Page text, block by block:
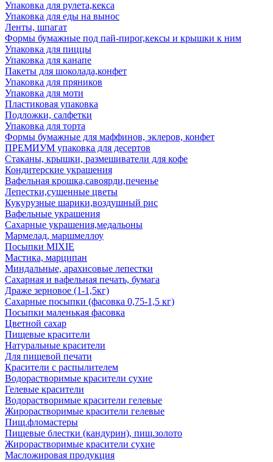
Упаковка для рулета,кекса
Упаковка для еды на вынос
Ленты, шпагат
Формы бумажные под пай-пирог,кексы и крышки к ним
Упаковка для пиццы
Упаковка для канапе
Пакеты для шоколада,конфет
Упаковка для пряников
Упаковка для моти
Пластиковая упаковка
Подложки, салфетки
Упаковка для торта
Формы бумажные для маффинов, эклеров, конфет
ПРЕМИУМ упаковка для десертов
Стаканы, крышки, размешиватели для кофе
Кондитерские украшения
Вафельная крошка,савоярди,печенье
Лепестки,сушенные цветы
Кукурузные шарики,воздушный рис
Вафельные украшения
Сахарные украшения,медальоны
Мармелад, маршмеллоу
Посыпки MIXIE
Мастика, марципан
Миндальные, арахисовые лепестки
Сахарная и вафельная печать, бумага
Драже зерновое (1-1,5кг)
Сахарные посыпки (фасовка 0,75-1,5 кг)
Посыпки маленькая фасовка
Цветной сахар
Пищевые красители
Натуральные красители
Для пищевой печати
Красители с распылителем
Водорастворимые красители сухие
Гелевые красители
Водорастворимые красители гелевые
Жирорастворимые красители гелевые
Пищ.фломастеры
Пищевые блестки (кандурин), пищ.золото
Жирорастворимые красители сухие
Масложировая продукция